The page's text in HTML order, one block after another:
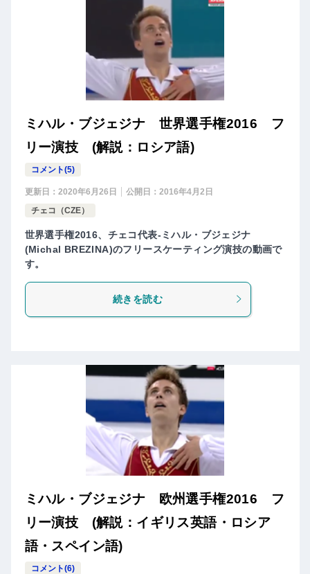
ミハル・ブジェジナ 世界選手権2016 フ
リー演技 (解説：ロシア語)
コメント(5)
更新日： 2020年6月26日 公開日： 2016年4月2日
チェコ（CZE）
世界選手権2016、チェコ代表-ミハル・ブジェジナ
(Michal BREZINA)のフリースケーティング演技の動画で
す。
続きを読む
ミハル・ブジェジナ 欧州選手権2016 フ
リー演技 (解説：イギリス英語・ロシア
語・スペイン語)
コメント(6)